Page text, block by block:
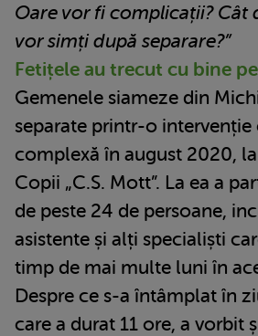
Oare vor fi complicații? Cât
vor simți după separare?”
Fetițele au trecut cu bine
Gemenele siameze din
separate printr-o intervenție
complexă în august 2020,
Copii „C.S. Mott”. La ea a
de peste 24 de persoane,
asistente și alți specialiști
timp de mai multe luni în
Despre ce s-a întâmplat în
care a durat 11 ore, a vorbit